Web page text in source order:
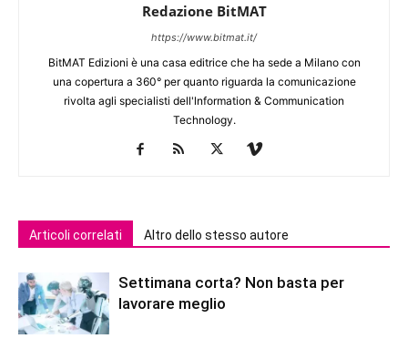
Redazione BitMAT
https://www.bitmat.it/
BitMAT Edizioni è una casa editrice che ha sede a Milano con
una copertura a 360° per quanto riguarda la comunicazione
rivolta agli specialisti dell'lnformation & Communication
Technology.
Articoli correlati Altro dello stesso autore
Settimana corta? Non basta per
lavorare meglio